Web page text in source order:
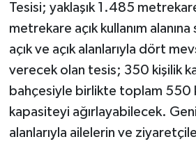
Tesisi; yaklaşık 1.485
metrekare açık kullanım alanına
açık ve açık alanlarıyla dört
verecek olan tesis; 350 kişilik
bahçesiyle birlikte toplam 550
kapasiteyi ağırlayabilecek.
alanlarıyla ailelerin ve